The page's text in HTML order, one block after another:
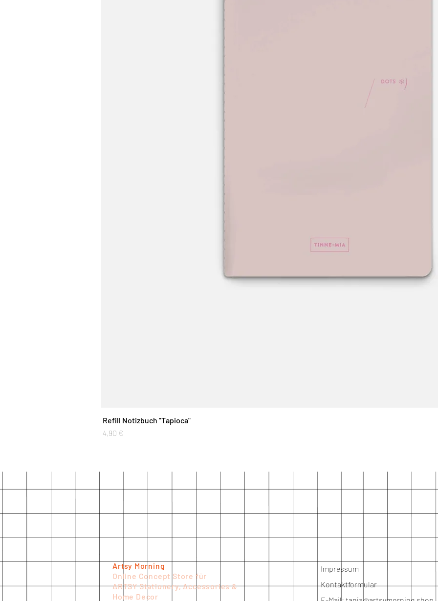
Refill Notizbuch "Tapioca"
Preis
4,90 €
Artsy Morning
Online Concept Store für
ARTSY Stationery, Accessories &
Home Decor
Impressum
Kontaktformular